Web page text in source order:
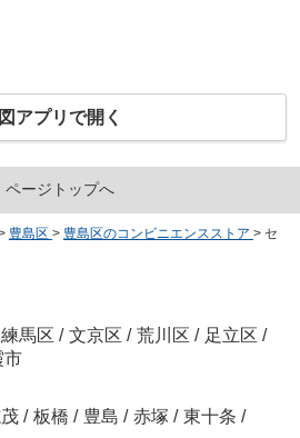
アプリで開く
ページトップへ
豊島区 > 豊島区のコンビニエンスストア > セ
練馬区 / 文京区 / 荒川区 / 足立区 /
市
/ 板橋 / 豊島 / 赤塚 / 東十条 /